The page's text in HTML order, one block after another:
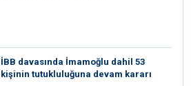
İBB davasında İmamoğlu dahil 53
kişinin tutukluluğuna devam kararı